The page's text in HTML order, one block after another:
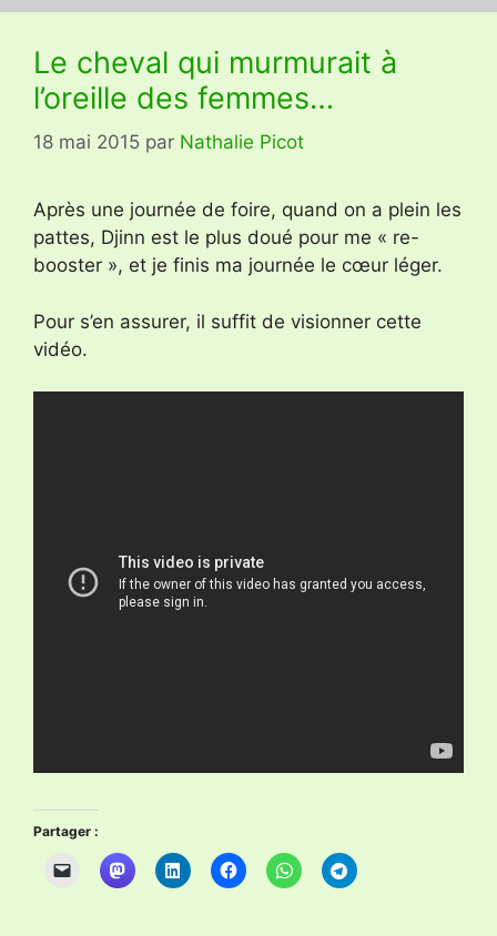
Le cheval qui murmurait à
l’oreille des femmes…
18 mai 2015 par Nathalie Picot
Après une journée de foire, quand on a plein les
pattes, Djinn est le plus doué pour me « re-
booster », et je finis ma journée le cœur léger.
Pour s’en assurer, il suffit de visionner cette
vidéo.
Partager :